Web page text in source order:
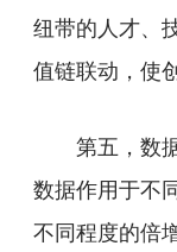
纽带的人才、
值链联动，使
第五，数据
数据作用于不
不同程度的倍